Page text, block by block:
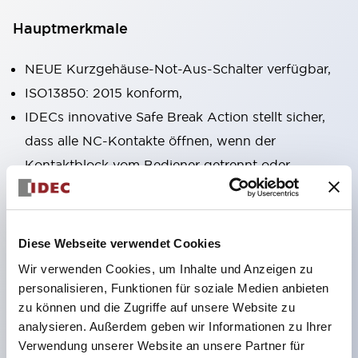
Diese Webseite verwendet Cookies
Wir verwenden Cookies, um Inhalte und Anzeigen zu
personalisieren, Funktionen für soziale Medien anbieten
zu können und die Zugriffe auf unsere Website zu
analysieren. Außerdem geben wir Informationen zu Ihrer
Verwendung unserer Website an unsere Partner für
Hauptmerkmale
NEUE Kurzgehäuse-Not-Aus-Schalter verfügbar,
ISO13850: 2015 konform,
IDECs innovative Safe Break Action stellt sicher,
dass alle NC-Kontakte öffnen, wenn der
Kontaktblock vom Bediener getrennt oder
beschädigt wird,
Pushlock-Dreh-Reset und Push-Pull-
Dualfunktionen in derselben Einheit integriert,
Direktöffnungsmechanismus (IEC60947-5-5,
IEC60947-5-1, Anhang K),
Schutzart IP65, IP67, (IEC60529) und IP69K
(ISO20653),